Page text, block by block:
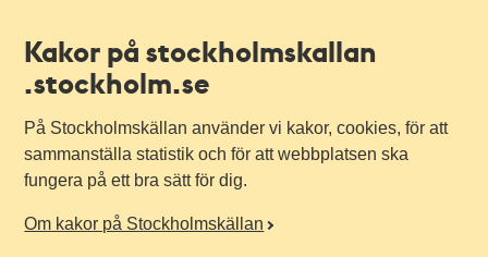
Kakor på stockholmskallan
.stockholm.se
På Stockholmskällan använder vi kakor, cookies, för att
sammanställa statistik och för att webbplatsen ska
fungera på ett bra sätt för dig.
Om kakor på Stockholmskällan